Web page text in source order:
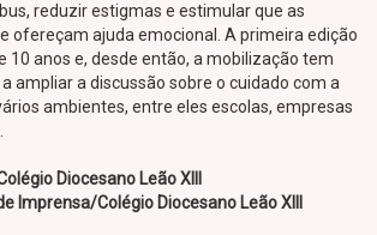
reduzir estigmas e estimular que as
ofereçam ajuda emocional. A primeira edição
10 anos e, desde então, a mobilização tem
ampliar a discussão sobre o cuidado com a
ambientes, entre eles escolas, empresas
Diocesano Leão XIII
Imprensa/Colégio Diocesano Leão XIII